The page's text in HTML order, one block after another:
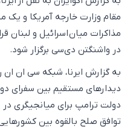
مقام وزارت خارجه آمریکا و یک
مذاکرات میان اسرائیل و
در واشنگتن دی‌سی برگزار شود.
به گزارش ایرنا، شبکه سی ان
دیدارهای مستقیم بین سفرای
دولت ترامپ برای میانجیگری
توافق صلح بالقوه بین